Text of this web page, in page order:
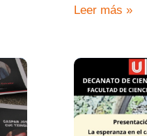
Leer más »